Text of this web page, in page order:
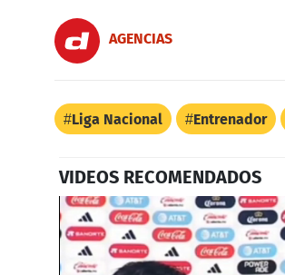
AGENCIAS
Liga Nacional Entrenador
VIDEOS RECOMENDADOS